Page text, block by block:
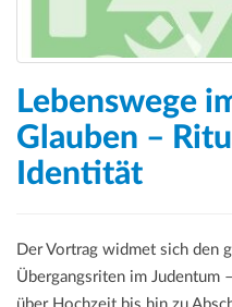
Lebenswege
Glauben –
Identität
Der Vortrag widmet sich den
Übergangsriten im Judentum